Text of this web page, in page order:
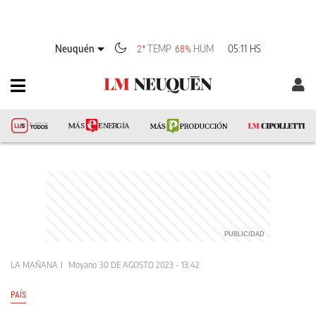
Neuquén 2° TEMP 68% HUM 05:11 HS
LA MAÑANA Moyano 30 DE AGOSTO 2023 - 13:42
PAÍS